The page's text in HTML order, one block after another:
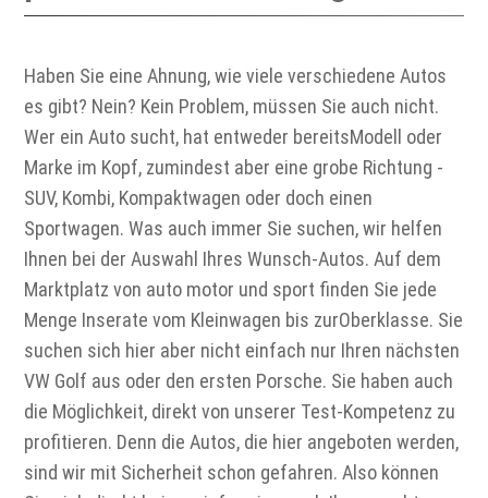
Haben Sie eine Ahnung, wie viele verschiedene Autos
es gibt? Nein? Kein Problem, müssen Sie auch nicht.
Wer ein Auto sucht, hat entweder bereitsModell oder
Marke im Kopf, zumindest aber eine grobe Richtung -
SUV, Kombi, Kompaktwagen oder doch einen
Sportwagen. Was auch immer Sie suchen, wir helfen
Ihnen bei der Auswahl Ihres Wunsch-Autos. Auf dem
Marktplatz von auto motor und sport finden Sie jede
Menge Inserate vom Kleinwagen bis zurOberklasse. Sie
suchen sich hier aber nicht einfach nur Ihren nächsten
VW Golf aus oder den ersten Porsche. Sie haben auch
die Möglichkeit, direkt von unserer Test-Kompetenz zu
profitieren. Denn die Autos, die hier angeboten werden,
sind wir mit Sicherheit schon gefahren. Also können